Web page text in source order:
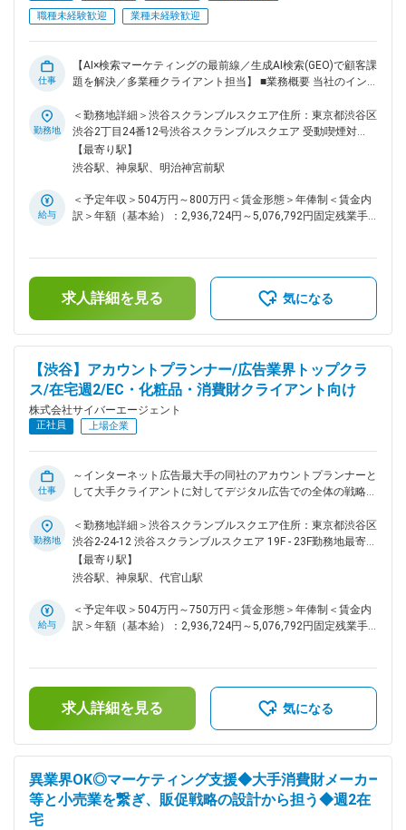
用した広告プロダクト（極予想AI/極予想TD/極ODAIBA
STUDIO）など ■組織構成 AI Searchマーケティング事業本部内
の専門チームで、社内外の多様な業種のクライアントを担当し
ます。 https://www.cyberagent.co.jp/news/detail/id=33426 ■
教育体制 OJTや勉強会、先輩社員のサポート体制が充実して
います。 ■就業環境 週2日リモート勤務、福利厚生・休暇制度
会社の定める業務
職種未経験歓迎
業種未経験歓迎
仕事
【AI×検索マーケティングの最前線／生成AI検索(GEO)で顧客課
題を解決／多業種クライアント担当】 ■業務概要 当社のイン
用したコンサルティングセールスを担当いただきます。AI技術
の進化に伴い、検索マーケティングの新しいスタンダードとし
てGEOやLLMO（大規模言語モデル最適化）など最先端の手法
を駆使し、クライアントの事業成長・成果最大化を支援しま
行、継続的なコンサルティングまで一貫してお任せします。 ■
業務詳細 ・クライアントの課題やニーズのヒアリング（例：
方針検討） ・チームでの案件ディスカッションや戦略立案 ・
クライアントへの具体的な提案（アポイント・コンペ含む）、
受注後の実行管理 ・施策実行後の効果振り返りおよび継続提
案 ・場合により広告運用コンサルティング業務も担当 ■扱う
クト「極予想AI」「極ODAIBA STUDIO」など最新技術を駆使
した提案が可能です。 ■GEOとは Googleで上位表示を目指す
SEOのAI版です。ChatGPTやCopilotなどの生成AIから、自社
や自社サービスが回答・推薦されやすくするための取り組み支
援を行います。 ■組織構成 AI時代の検索マーケティングを支援
する専門組織として設立され、経験豊富なメンバーと協働しま
ライアントを担当し、AI技術やDX推進の知見が磨かれます。
■就業環境 原則週3日出社・週2日リモートのハイブリッド勤
す。 ■想定されるキャリアパス 新組織の中核人材やAIマーケテ
ィングのエキスパート、プロジェクトリーダー等へのキャリア
アップが可能です。 ■企業の特徴/魅力 業界を牽引する広告事
業を基盤に、AI・DXなど最先端領域で新たな価値創造に挑戦
勤務地
＜勤務地詳細＞渋谷スクランブルスクエア住所：東京都渋谷区
渋谷2丁目24番12号渋谷スクランブルスクエア 受動喫煙対
策：屋内喫煙可能場所あり変更の範囲：会社の定める事業所
（リモートワーク含む）
【最寄り駅】
渋谷駅、神泉駅、明治神宮前駅
給与
＜予定年収＞504万円～800万円＜賃金形態＞年俸制＜賃金内
訳＞年額（基本給）：2,936,724円～5,076,792円固定残業手
有無＞有＜残業手当＞有＜給与補足＞年収には通常残業手当
80時間分が含まれています。・月間インセンティブ・査定：
年2回※年収上限以上に関しては別途検討可能賃金はあくまで
す。月給(月額)は固定手当を含めた表記です。
求人詳細を見る 気になる
【渋谷】アカウントプランナー/広告業界トップクラ
ス/在宅週2/EC・化粧品・消費財クライアント向け
株式会社サイバーエージェント
正社員 上場企業
仕事
～インターネット広告最大手の同社のアカウントプランナーと
して大手クライアントに対してデジタル広告での全体の戦略立
～100億程度の大手クライアントに対してデジタルプロモーシ
ョン戦略の立案、プランニングをお任せ。 EC/電子書籍/化粧
品/消費財/飲料/製薬等の日本を代表する大手クライアントを
担当し、クライアントの課題解決に伴走していただきます。
ータ分析から手がけて頂きます。 ■具体的な仕事内容 ・クラ
イアントのマーケティング課題の抽出、デジタルマーケティン
／DSP、ソーシャル広告等の運用ディレクションと関連するバ
ナー／LP等のクリエーティブ改善ディレクション ・営業メン
バーとコンサル・クリエイティブ部門のメンバーとの協働によ
る、効果最大化に向けたデジタルマーケティングの全体最適化
す。 ■組織構成 会社全体の平均年齢は31歳、「インターネッ
ト広告事業本部」も20～30代前半のメンバーが中心です。 ■
若手が成長できる環境 同社は若手の抜擢・決断経験に携わる
機会を重視しており、20代でも重要プロジェクトやマネジメ
勤務地
＜勤務地詳細＞渋谷スクランブルスクエア住所：東京都渋谷区
渋谷2-24-12 渋谷スクランブルスクエア 19F - 23F勤務地最寄
駅：JR各線／渋谷駅受動喫煙対策：屋内全面禁煙変更の範
囲：会社の定める事業所（リモートワーク含む）
【最寄り駅】
渋谷駅、神泉駅、代官山駅
給与
＜予定年収＞504万円～750万円＜賃金形態＞年俸制＜賃金内
訳＞年額（基本給）：2,936,724円～5,076,792円固定残業手
有無＞有＜残業手当＞有＜給与補足＞年収には通常残業手当
80時間分が含まれています。・月間インセンティブ・査定：
年2回※年収上限以上に関しては別途検討可能賃金はあくまで
す。月給(月額)は固定手当を含めた表記です。
求人詳細を見る 気になる
異業界OK◎マーケティング支援◆大手消費財メーカー
等と小売業を繋ぎ、販促戦略の設計から担う◆週2在
宅